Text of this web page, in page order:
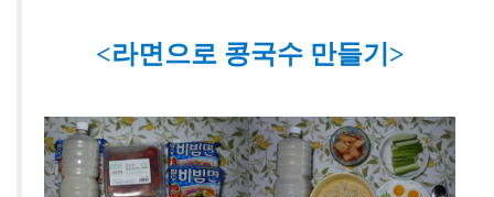
<라면으로 콩국수 만들기>